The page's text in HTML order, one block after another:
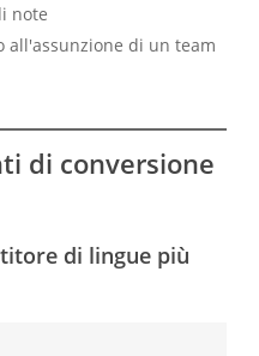
note
all'assunzione di un team
di conversione
di lingue più